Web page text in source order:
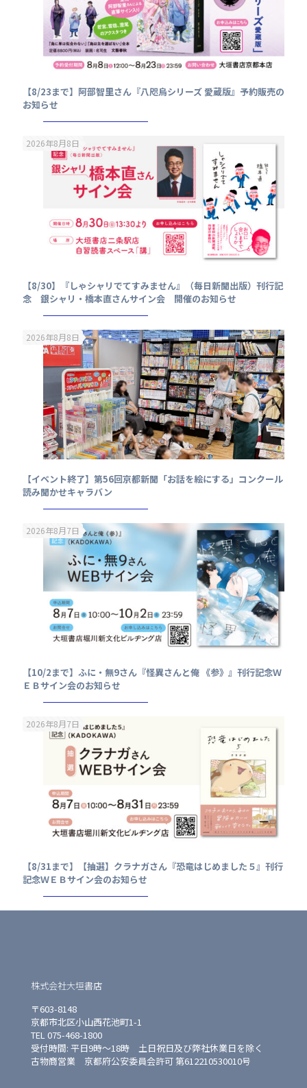
【8/23まで】阿部智里さん『八咫烏シリーズ 愛蔵版』予約販売の
お知らせ
2026年8月8日
【8/30】『しゃシャリでてすみません』（毎日新聞出版）刊行記
念 銀シャリ・橋本直さんサイン会 開催のお知らせ
2026年8月8日
【イベント終了】第56回京都新聞「お話を絵にする」コンクール
読み聞かせキャラバン
2026年8月7日
【10/2まで】ふに・無9さん『怪異さんと俺 《参》』刊行記念Ｗ
ＥＢサイン会のお知らせ
2026年8月7日
【8/31まで】【抽選】クラナガさん『恐竜はじめました５』刊行
記念ＷＥＢサイン会のお知らせ
株式会社大垣書店
〒603-8148
京都市北区小山西花池町1-1
TEL 075-468-1800
受付時間: 平日9時〜18時 土日祝日及び弊社休業日を除く
古物商営業 京都府公安委員会許可 第612210530010号